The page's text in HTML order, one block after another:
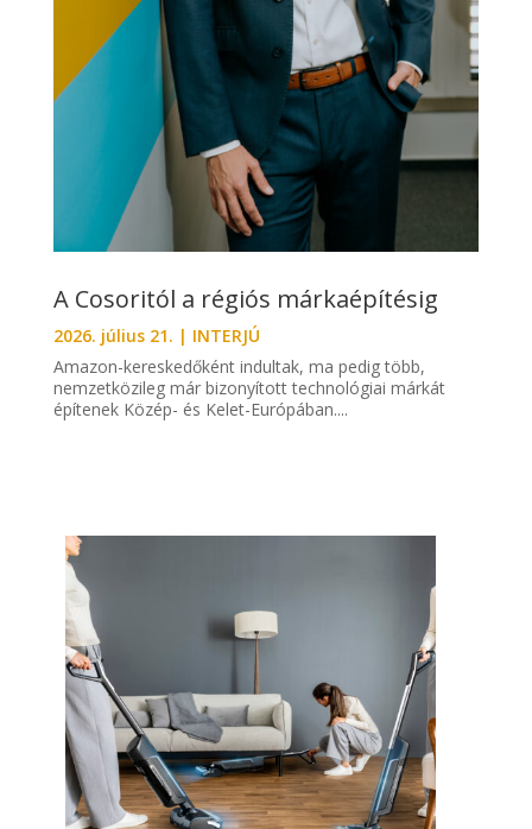
A Cosoritól a régiós márkaépítésig
2026. július 21. | INTERJÚ
Amazon-kereskedőként indultak, ma pedig több,
nemzetközileg már bizonyított technológiai márkát
építenek Közép- és Kelet-Európában....